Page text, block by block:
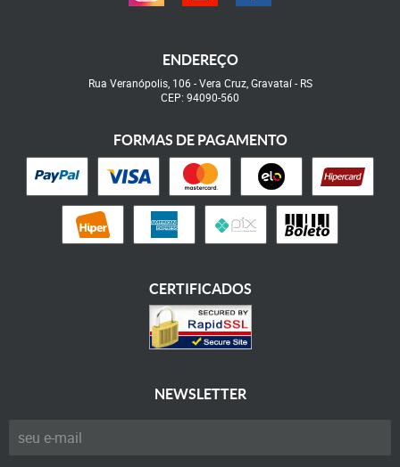
ENDEREÇO
Rua Veranópolis, 106 -Vera Cruz, Gravataí- RS
CEP: 94090-560
FORMAS DE PAGAMENTO
CERTIFICADOS
NEWSLETTER